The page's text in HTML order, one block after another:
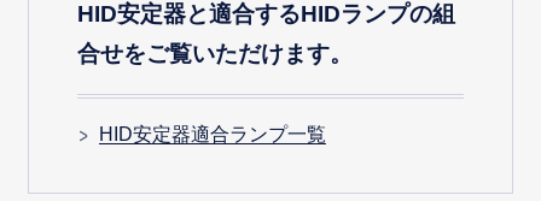
HID安定器と適合するHIDランプの組
合せをご覧いただけます。
HID安定器適合ランプ一覧